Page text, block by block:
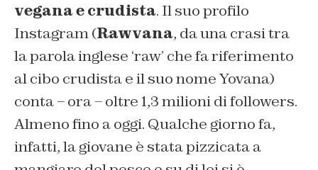
vegana e crudista. Il suo profilo
Instagram (Rawvana, da una crasi tra
la parola inglese ‘raw’ che fa riferimento
al cibo crudista e il suo nome Yovana)
conta – ora – oltre 1,3 milioni di followers.
Almeno fino a oggi. Qualche giorno fa,
infatti, la giovane è stata pizzicata a